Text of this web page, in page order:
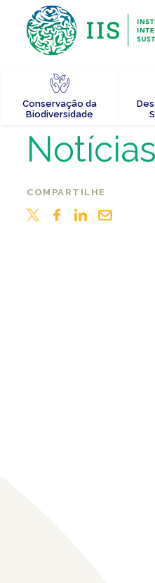
Conservação da
Biodiversidade
Notícias
COMPARTILHE